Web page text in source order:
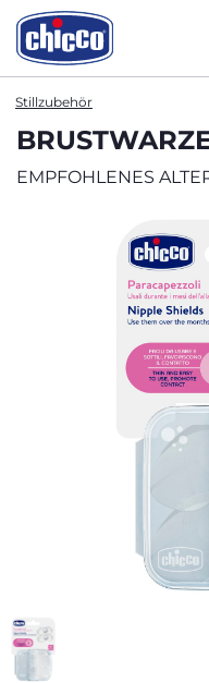
Stillzubehör
EMPFOHLENES